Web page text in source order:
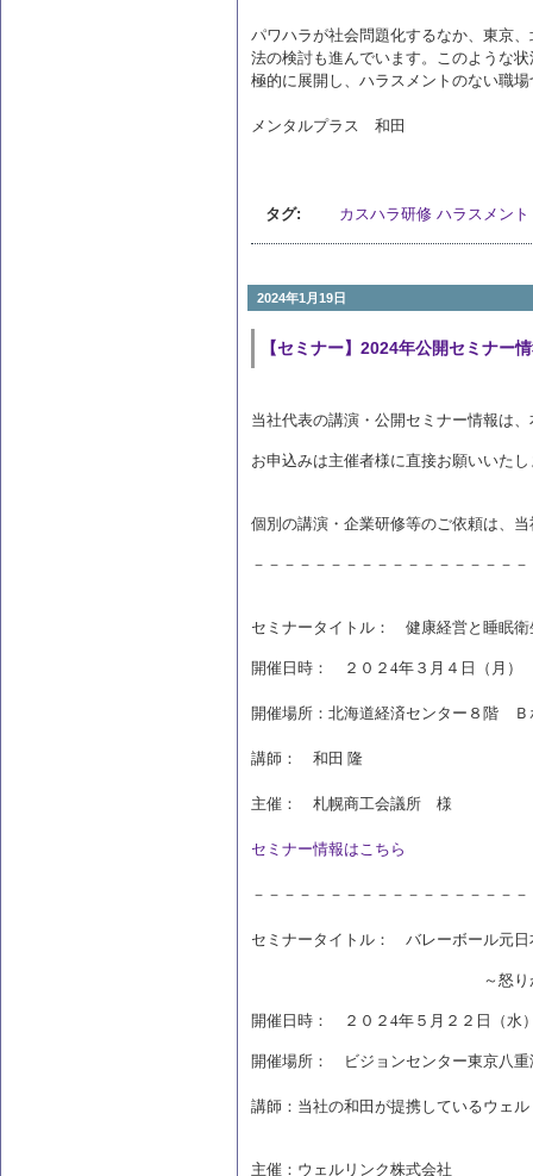
パワハラが社会問題化するなか、東京
法の検討も進んでいます。このような
極的に展開し、ハラスメントのない職
メンタルプラス 和田
タグ: カスハラ研修 ハラスメント
2024年1月19日
【セミナー】2024年公開セミナー
当社代表の講演・公開セミナー情報は
お申込みは主催者
個別の講演・企業研修等のご依頼は、
－－－－－－－－－－－－－－－－－
セミナータイトル： 健康経営と睡眠
開催日時： ２０２4年３月４日（月）
開催場所：北海道経済センター８階 Ｂ
講師： 和田 隆
主催： 札幌商工会議所 様
セミナー情報はこちら
－－－－－－－－－－－－－－－－－
セミナータイトル： バレーボール元
～怒りがなくても「成
開催日時： ２０２4年５月２２日（水
開催場所： ビジョンセンター東京八
講師：当社の和田が提携しているウェ
主催：ウェルリンク株式会社